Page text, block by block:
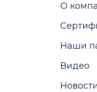
О
Наши
Видео
Новости